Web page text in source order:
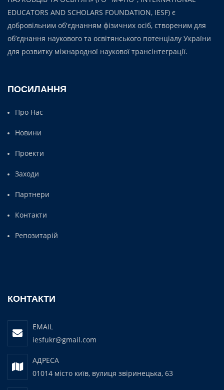
EDUCATORS AND SCHOLARS FOUNDATION, IESF) є
добровільним об'єднанням фізичних осіб, створеним для
об’єднання наукового та освітянського потенціалу України
для розвитку міжнародної наукової трансінтеграції.
ПОСИЛАННЯ
Про Нас
Новини
Проекти
Заходи
Партнери
Контакти
Репозитарій
КОНТАКТИ
EMAIL
iesfukr@gmail.com
АДРЕСА
01014 місто київ, вулиця звіринецька, 63